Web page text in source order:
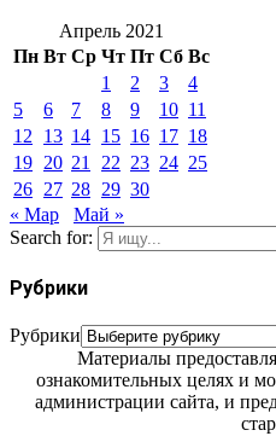
Апрель 2021
Пн Вт Ср Чт Пт Сб Вс
1
2 3
4
5
6 7 8 9 10 11
12
13 14 15 16 17 18
19 20 21 22 23 24 25
26 27 28 29 30
« Мар
Май »
Search for:
Рубрики
Рубрики
Материалы
ознакомительных целях и
администрации сайта, и